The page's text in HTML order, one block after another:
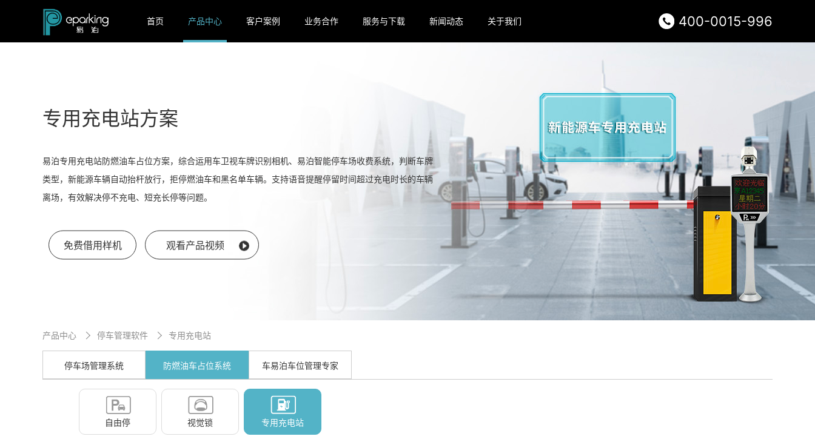
首页 产品中心 客户案例 业务合作 服务与下载 新闻动态 关于我们 400-0015-996
专用充电站方案
易泊专用充电站防燃油车占位方案，综合运用车卫视车牌识别相机、易泊智能停车场收费系统，判断车牌
类型，新能源车辆自动抬杆放行，拒停燃油车和黑名单车辆。支持语音提醒停留时间超过充电时长的车辆
离场，有效解决停不充电、短充长停等问题。
免费借用样机 观看产品视频
产品中心 停车管理软件 专用充电站
停车场管理系统 防燃油车占位系统 车易泊车位管理专家
自由停 视觉锁 专用充电站